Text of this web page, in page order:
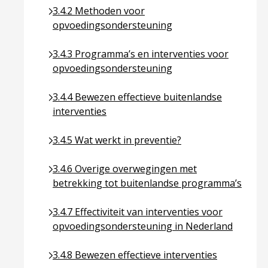
3.4.2 Methoden voor
opvoedingsondersteuning
Ga naar pagina over 3.4.2 Methoden voor
3.4.3 Programma’s en interventies voor
opvoedingsondersteuning
Ga naar pagina over 3.4.3 Programma’s en
3.4.4 Bewezen effectieve buitenlandse
interventies
Ga naar pagina over 3.4.4 Bewezen effectieve
3.4.5 Wat werkt in preventie?
Ga naar pagina over 3.4.5 Wat werkt in preventie?
3.4.6 Overige overwegingen met
betrekking tot buitenlandse programma’s
Ga naar pagina over 3.4.6 Overige
3.4.7 Effectiviteit van interventies voor
opvoedingsondersteuning in Nederland
Ga naar pagina over 3.4.7 Effectiviteit van
3.4.8 Bewezen effectieve interventies
Ga naar pagina over 3.4.8 Bewezen effectieve